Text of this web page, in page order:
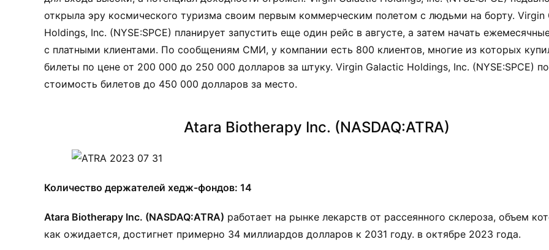
открыла эру космического туризма своим первым коммерческим полетом с людьми на борту. Virgin
Holdings, Inc. (NYSE:SPCE) планирует запустить еще один рейс в августе, а затем начать
с платными клиентами. По сообщениям СМИ, у компании есть 800 клиентов, многие из которых
билеты по цене от 200 000 до 250 000 долларов за штуку. Virgin Galactic Holdings, Inc. (NYSE:SPCE)
стоимость билетов до 450 000 долларов за место.
Atara Biotherapy Inc. (NASDAQ:ATRA)
Количество держателей хедж-фондов: 14
Atara Biotherapy Inc. (NASDAQ:ATRA) работает на рынке лекарств от рассеянного склероза, объем
как ожидается, достигнет примерно 34 миллиардов долларов к 2031 году. в октябре 2023 года.